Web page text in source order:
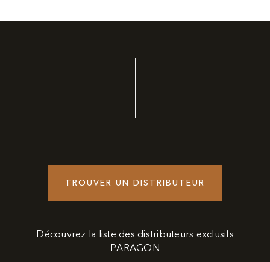
TROUVER UN DISTRIBUTEUR
Découvrez la liste des distributeurs exclusifs
PARAGON